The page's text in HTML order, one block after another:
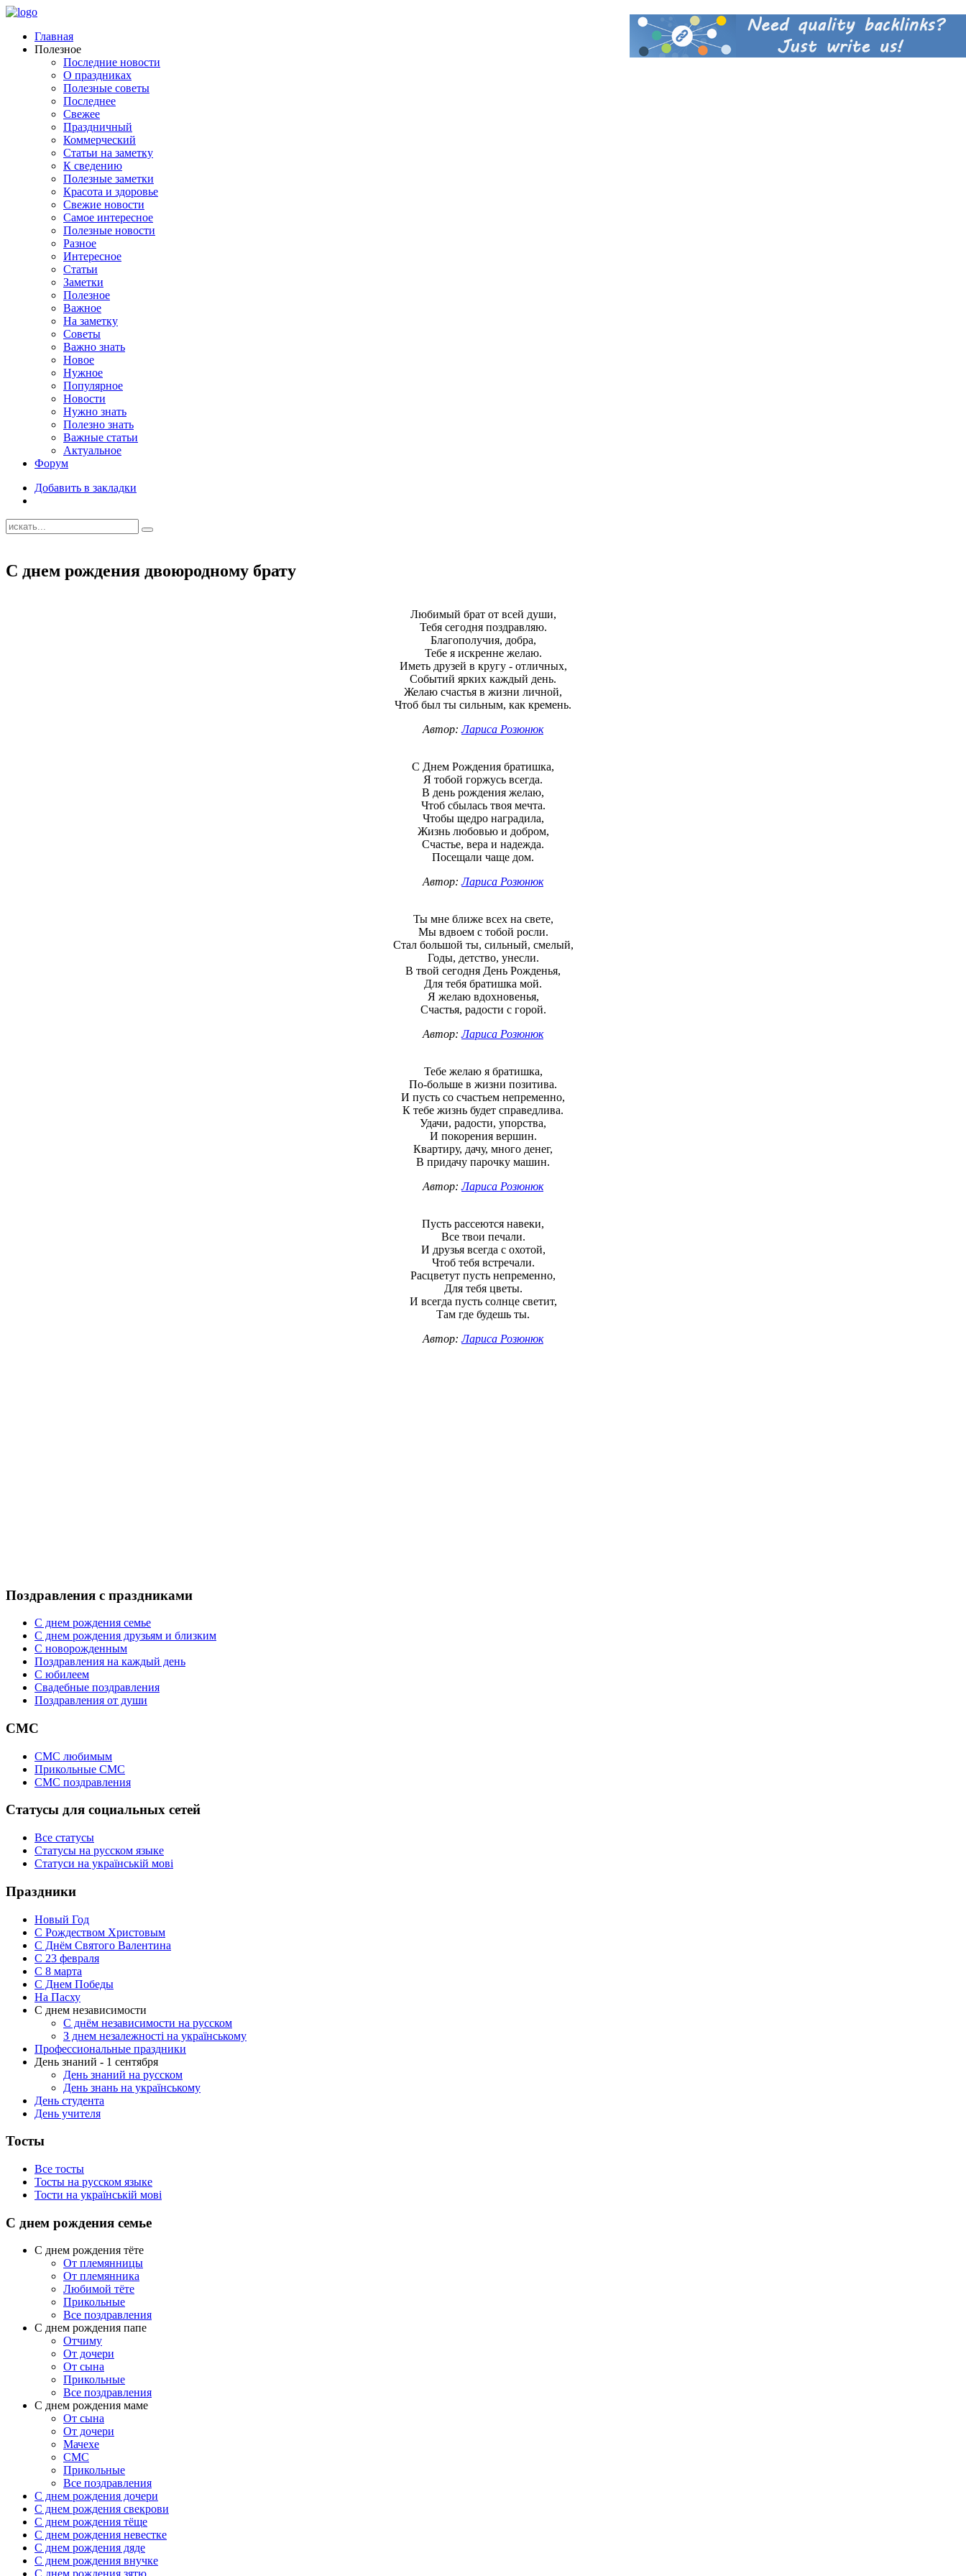
Главная
Полезное
Последние новости
О праздниках
Полезные советы
Последнее
Свежее
Праздничный
Коммерческий
Статьи на заметку
К сведению
Полезные заметки
Красота и здоровье
Свежие новости
Самое интересное
Полезные новости
Разное
Интересное
Статьи
Заметки
Полезное
Важное
На заметку
Советы
Важно знать
Новое
Нужное
Популярное
Новости
Нужно знать
Полезно знать
Важные статьи
Актуальное
Форум
Добавить в закладки
C днем рождения двоюродному брату
Любимый брат от всей души,
Тебя сегодня поздравляю.
Благополучия, добра,
Тебе я искренне желаю.
Иметь друзей в кругу - отличных,
Событий ярких каждый день.
Желаю счастья в жизни личной,
Чтоб был ты сильным, как кремень.
Автор:Лариса Розюнюк
С Днем Рождения братишка,
Я тобой горжусь всегда.
В день рождения желаю,
Чтоб сбылась твоя мечта.
Чтобы щедро наградила,
Жизнь любовью и добром,
Счастье, вера и надежда.
Посещали чаще дом.
Автор:Лариса Розюнюк
Ты мне ближе всех на свете,
Мы вдвоем с тобой росли.
Стал большой ты, сильный, смелый,
Годы, детство, унесли.
В твой сегодня День Рожденья,
Для тебя братишка мой.
Я желаю вдохновенья,
Счастья, радости с горой.
Автор:Лариса Розюнюк
Тебе желаю я братишка,
По-больше в жизни позитива.
И пусть со счастьем непременно,
К тебе жизнь будет справедлива.
Удачи, радости, упорства,
И покорения вершин.
Квартиру, дачу, много денег,
В придачу парочку машин.
Автор:Лариса Розюнюк
Пусть рассеются навеки,
Все твои печали.
И друзья всегда с охотой,
Чтоб тебя встречали.
Расцветут пусть непременно,
Для тебя цветы.
И всегда пусть солнце светит,
Там где будешь ты.
Автор:Лариса Розюнюк
Поздравления с праздниками
С днем рождения семье
С днем рождения друзьям и близким
C новорожденным
Поздравления на каждый день
С юбилеем
Свадебные поздравления
Поздравления от души
СМС
СМС любимым
Прикольные СМС
СМС поздравления
Статусы для социальных сетей
Все статусы
Статусы на русском языке
Статуси на українській мові
Праздники
Новый Год
С Рождеством Христовым
С Днём Святого Валентина
С 23 февраля
C 8 марта
С Днем Победы
На Пасху
С днем независимости
С днём независимости на русском
З днем незалежності на українському
Профессиональные праздники
День знаний - 1 сентября
День знаний на русском
День знань на українському
День студента
День учителя
Тосты
Все тосты
Тосты на русском языке
Тости на українській мові
С днем рождения семье
С днем рождения тёте
От племянницы
От племянника
Любимой тёте
Прикольные
Все поздравления
C днем рождения папе
Отчиму
От дочери
От сына
Прикольные
Все поздравления
С днем рождения маме
От сына
От дочери
Мачехе
СМС
Прикольные
Все поздравления
C днем рождения дочери
C днем рождения свекрови
C днем рождения тёще
C днем рождения невестке
C днем рождения дяде
C днем рождения внучке